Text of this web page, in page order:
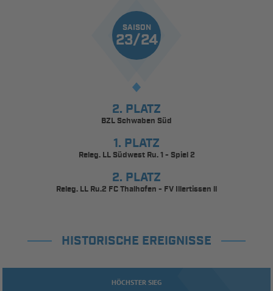
SAISON
23/24
2. PLATZ
BZL Schwaben Süd
1. PLATZ
Releg. LL Südwest Ru. 1 - Spiel 2
2. PLATZ
Releg. LL Ru.2 FC Thalhofen - FV Illertissen ll
HISTORISCHE EREIGNISSE
HÖCHSTER SIEG